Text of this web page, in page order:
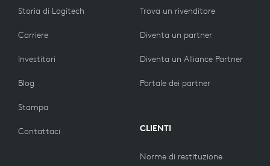
Storia di Logitech
Carriere
Investitori
Blog
Stampa
Contattaci
Trova un rivenditore
Diventa un partner
Diventa un Alliance Partner
Portale dei partner
CLIENTI
Norme di restituzione